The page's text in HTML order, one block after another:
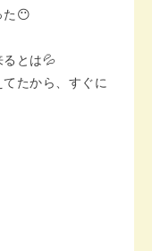
た😶
とは💦
たから、すぐに